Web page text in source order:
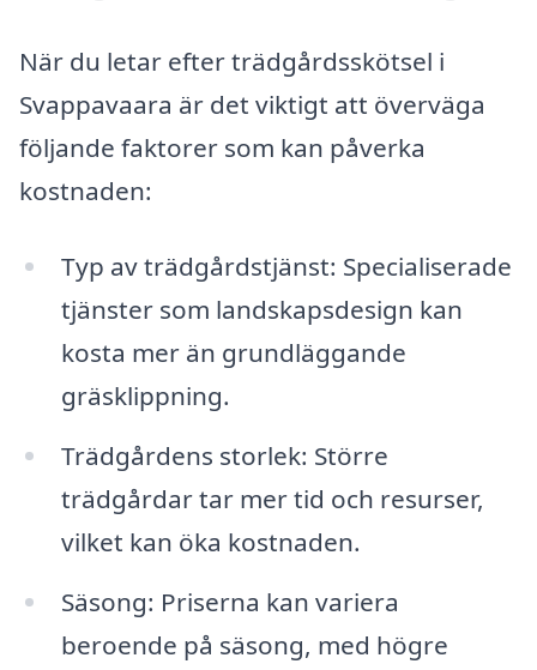
När du letar efter trädgårdsskötsel i
Svappavaara är det viktigt att överväga
följande faktorer som kan påverka
kostnaden:
Typ av trädgårdstjänst: Specialiserade
tjänster som landskapsdesign kan
kosta mer än grundläggande
gräsklippning.
Trädgårdens storlek: Större
trädgårdar tar mer tid och resurser,
vilket kan öka kostnaden.
Säsong: Priserna kan variera
beroende på säsong, med högre